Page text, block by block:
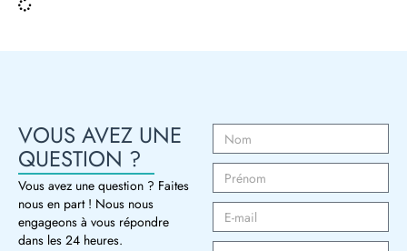
VOUS AVEZ UNE
QUESTION ?
Vous avez une question ? Faites
nous en part ! Nous nous
engageons à vous répondre
dans les 24 heures.